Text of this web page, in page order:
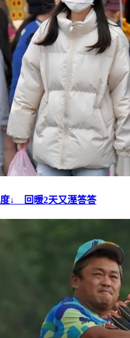
度↓ 回暖2天又溼答答